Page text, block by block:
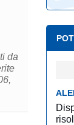
da